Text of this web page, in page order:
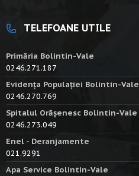
TELEFOANE UTILE
Primăria Bolintin-Vale
0246.271.187
Evidența Populației Bolintin-Vale
0246.270.769
Spitalul Orășenesc Bolintin-Vale
0246.273.049
Enel - Deranjamente
021.9291
Apa Service Bolintin-Vale